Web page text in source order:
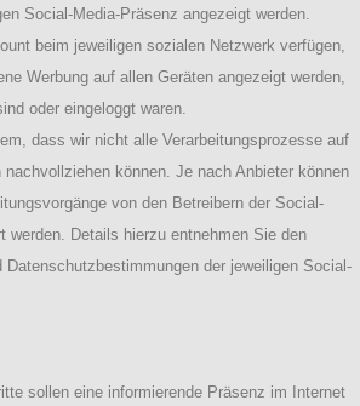
Social-Media-Präsenz angezeigt werden.
beim jeweiligen sozialen Netzwerk verfügen,
Werbung auf allen Geräten angezeigt werden,
oder eingeloggt waren.
dass wir nicht alle Verarbeitungsprozesse auf
können. Je nach Anbieter können
von den Betreibern der Social-
werden. Details hierzu entnehmen Sie den
Datenschutzbestimmungen der jeweiligen Social-
sollen eine informierende Präsenz im Internet